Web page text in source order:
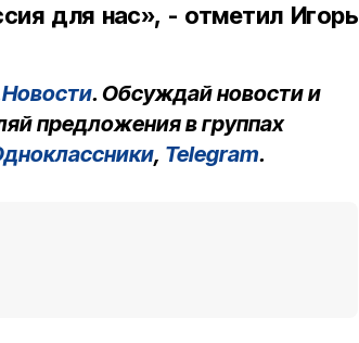
для нас», - отметил Игорь
. Обсуждай новости и
предложения в группах
, Telegram.